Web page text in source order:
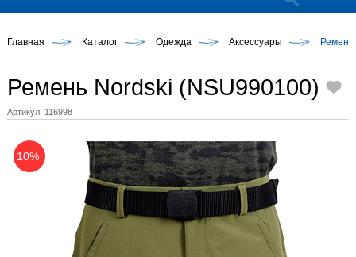
Главная Каталог Одежда Аксессуары Ремень
Ремень Nordski (NSU990100)
Артикул: 116998
10%